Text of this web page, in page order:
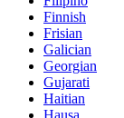
Finnish
Frisian
Galician
Georgian
Gujarati
Haitian